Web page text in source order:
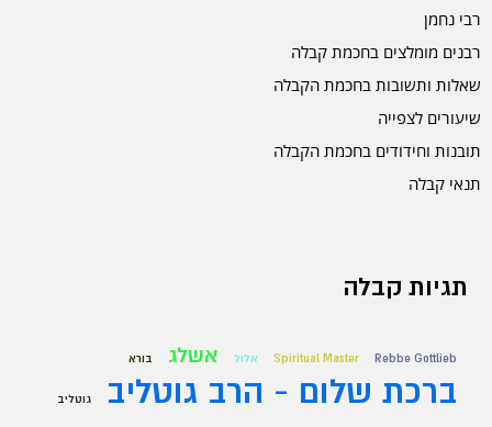
רבי נחמן
רבנים מומלצים בחכמת קבלה
שאלות ותשובות בחכמת הקבלה
שיעורים לצפייה
תובנות וחידודים בחכמת הקבלה
תנאי קבלה
תגיות קבלה
Rebbe Gottlieb
Spiritual Master אלול אשלג בורא
ברכת שלום - הרב גוטליב גוטליב